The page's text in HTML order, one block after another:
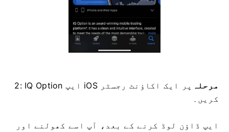
مرحلہ
2: IQ Option ایپ iOS پر ایک اکاؤنٹ رجسٹر
کریں۔
ایپ ڈاؤن لوڈ کرنے کے بعد، آپ اسے کھولنے اور